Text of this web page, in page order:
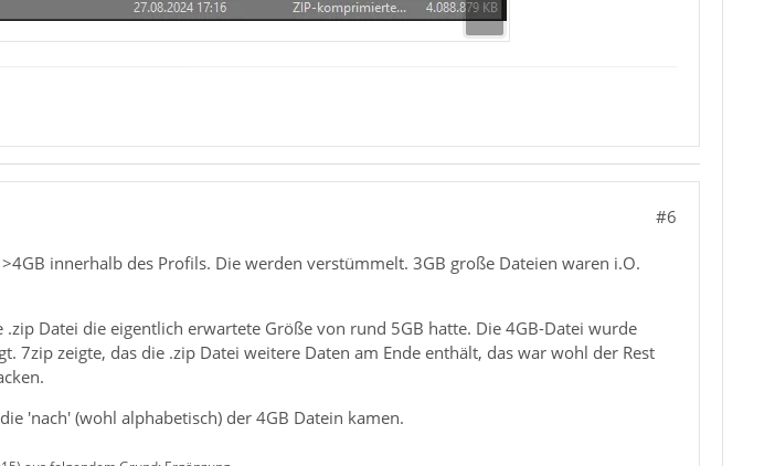
#6
innerhalb des Profils. Die werden verstümmelt. 3GB große Dateien waren i.O.
Datei die eigentlich erwartete Größe von rund 5GB hatte. Die 4GB-Datei wurde
7zip zeigte, das die .zip Datei weitere Daten am Ende enthält, das war wohl der Rest
'nach' (wohl alphabetisch) der 4GB Datein kamen.